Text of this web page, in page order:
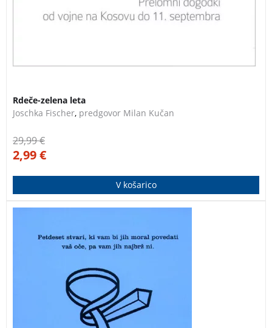
Rdeče-zelena leta
Joschka Fischer, predgovor Milan Kučan
29,99€
2,99€
V košarico
pa vam jih najbrž ni. Zabavna in šaljiva zbirka